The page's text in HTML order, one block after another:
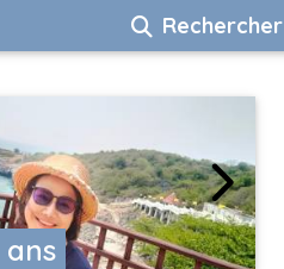
Rechercher
ans